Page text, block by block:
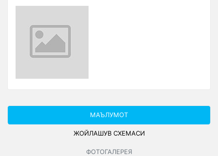
МАЪЛУМОТ
ЖОЙЛАШУВ СXЕМАСИ
ФОТОГАЛЕРЕЯ